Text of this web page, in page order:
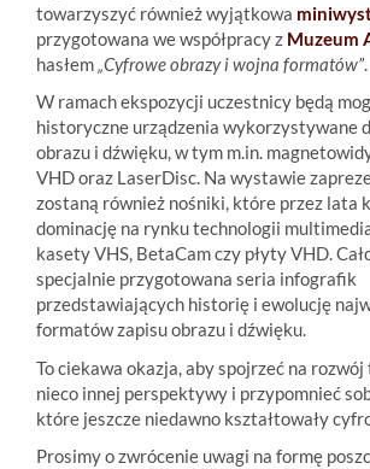
towarzyszyć również wyjątkowa
przygotowana we współpracy z Muzeum
hasłem „Cyfrowe obrazy i wojna formatów”.
W ramach ekspozycji uczestnicy będą
historyczne urządzenia wykorzystywane
obrazu i dźwięku, w tym m.in.
VHD oraz LaserDisc. Na wystawie
zostaną również nośniki, które przez lata
dominację na rynku technologii
kasety VHS, BetaCam czy płyty VHD.
specjalnie przygotowana seria infografik
przedstawiających historię i ewolucję
formatów zapisu obrazu i dźwięku.
To ciekawa okazja, aby spojrzeć na
nieco innej perspektywy i przypomnieć
które jeszcze niedawno kształtowały
Prosimy o zwrócenie uwagi na formę